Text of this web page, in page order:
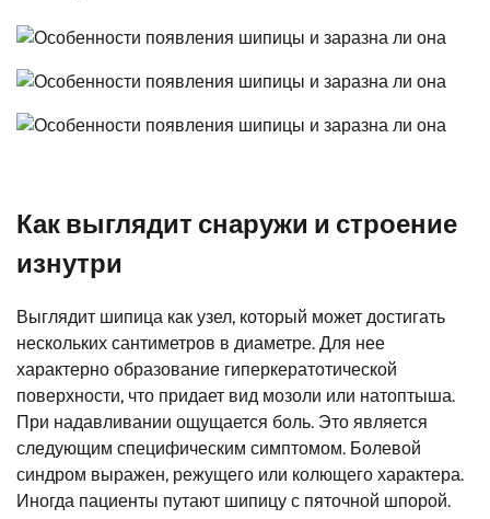
Как выглядит снаружи и строение
изнутри
Выглядит шипица как узел, который может достигать
нескольких сантиметров в диаметре. Для нее
характерно образование гиперкератотической
поверхности, что придает вид мозоли или натоптыша.
При надавливании ощущается боль. Это является
следующим специфическим симптомом. Болевой
синдром выражен, режущего или колющего характера.
Иногда пациенты путают шипицу с пяточной шпорой.